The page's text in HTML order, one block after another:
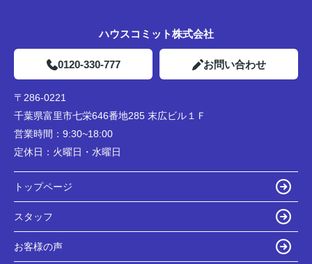
ハウスコミット株式会社
0120-330-777 お問い合わせ
〒286-0221
千葉県富里市七栄646番地285 末広ビル１Ｆ
営業時間： 9:30~18:00
定休日： 火曜日・水曜日
トップページ
スタッフ
お客様の声